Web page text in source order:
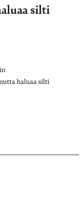
silti
haluaa silti